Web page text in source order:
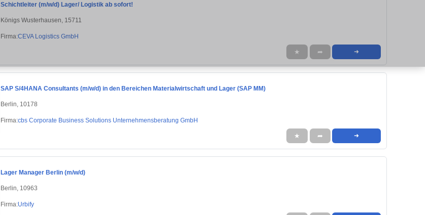
Schichtleiter (m/w/d) Lager/ Logistik ab sofort!
Königs Wusterhausen, 15711
Firma:CEVA Logistics GmbH
★ ➦ ➜
SAP S/4HANA Consultants (m/w/d) in den Bereichen Materialwirtschaft und Lager (SAP MM)
Berlin, 10178
Firma:cbs Corporate Business Solutions Unternehmensberatung GmbH
★ ➦ ➜
Lager Manager Berlin (m/w/d)
Berlin, 10963
Firma:Urbify